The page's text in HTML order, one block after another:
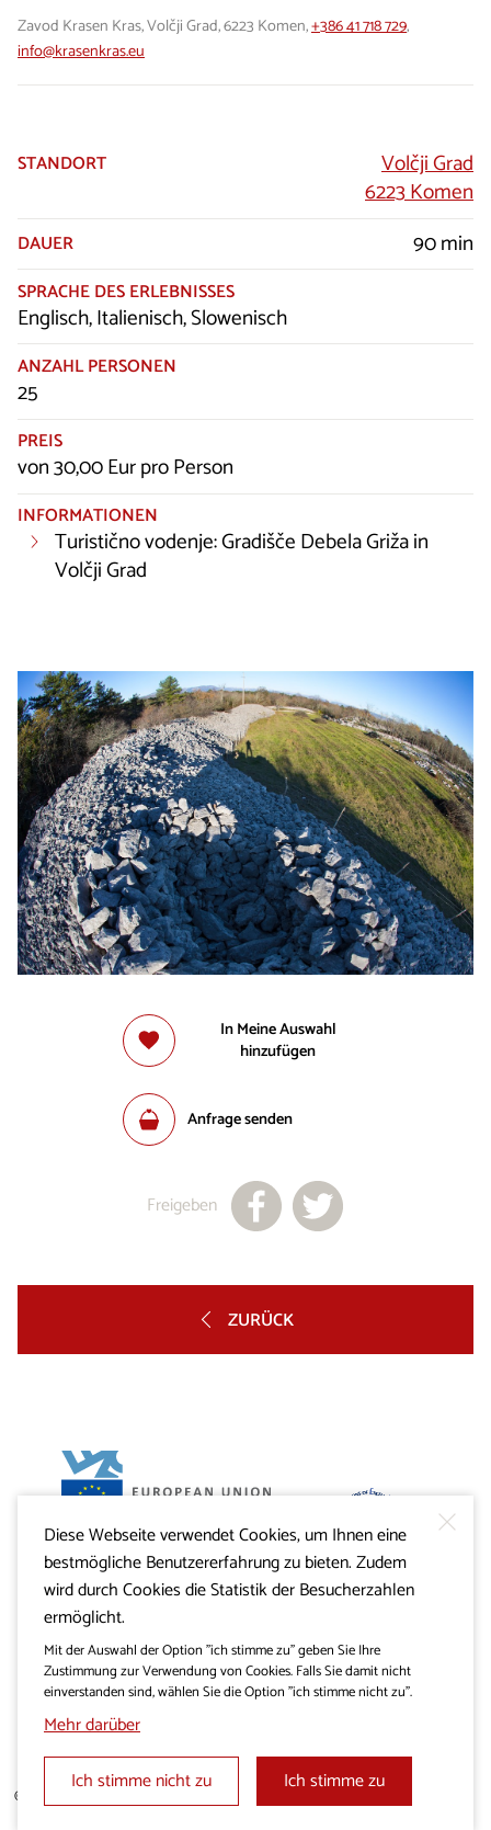
Zavod Krasen Kras, Volčji Grad, 6223 Komen,+386 41 718 729,
info@krasenkras.eu
STANDORT
Volčji Grad
6223 Komen
DAUER 90 min
SPRACHE DES ERLEBNISSES
Englisch, Italienisch, Slowenisch
ANZAHL PERSONEN
25
PREIS
von 30,00 Eur pro Person
INFORMATIONEN
Turistično vodenje: Gradišče Debela Griža in
Volčji Grad
In Meine Auswahl
hinzufügen
Anfrage senden
Freigeben
ZURÜCK
Projekt Visitkras. Die Investition wird von der Republik
Slowenien und von der Europäischen Union aus dem
Europäischen Fonds für regionale Entwicklung
mitfinanziert.
© 2019 - 2026 visitkras.info. Alle Rechte vorbehalten.
Diese Webseite verwendet Cookies, um Ihnen eine
bestmögliche Benutzererfahrung zu bieten. Zudem
wird durch Cookies die Statistik der Besucherzahlen
ermöglicht.
Mit der Auswahl der Option "ich stimme zu" geben Sie Ihre
Zustimmung zur Verwendung von Cookies. Falls Sie damit nicht
einverstanden sind, wählen Sie die Option "ich stimme nicht zu".
Mehr darüber
Ich stimme nicht zu
Ich stimme zu